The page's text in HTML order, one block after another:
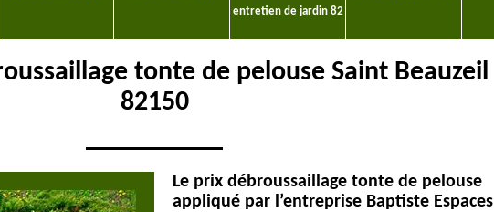
entretien de jardin 82
tonte de pelouse Saint Beauzeil
82150
Le prix débroussaillage tonte de pelouse
appliqué par l’entreprise Baptiste Espaces